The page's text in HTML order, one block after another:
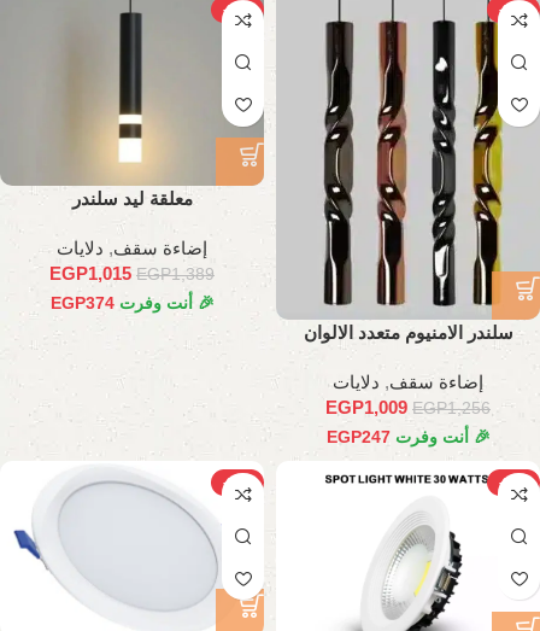
-20%
سلندر الامنيوم متعدد الالوان
إضاءة سقف, دلايات
EGP1,256
EGP1,009
🎉 أنت وفرت EGP247
-27%
معلقة ليد سلندر
إضاءة سقف, دلايات
EGP1,389
EGP1,015
🎉 أنت وفرت EGP374
-37%
-27%